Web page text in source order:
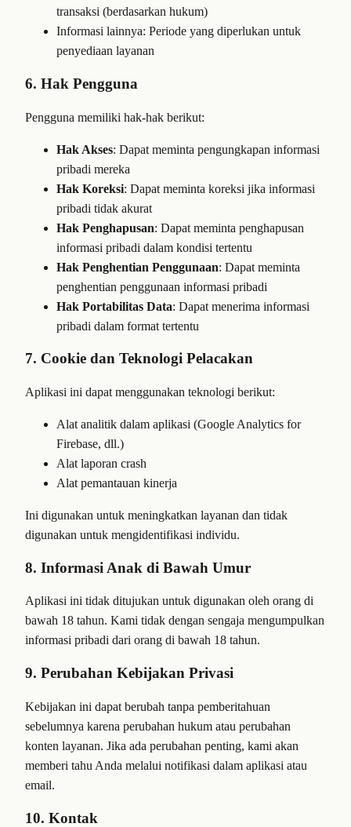
transaksi (berdasarkan hukum)
Informasi lainnya: Periode yang diperlukan untuk
penyediaan layanan
6. Hak Pengguna
Pengguna memiliki hak-hak berikut:
Hak Akses: Dapat meminta pengungkapan informasi
pribadi mereka
Hak Koreksi: Dapat meminta koreksi jika informasi
pribadi tidak akurat
Hak Penghapusan: Dapat meminta penghapusan
informasi pribadi dalam kondisi tertentu
Hak Penghentian Penggunaan: Dapat meminta
penghentian penggunaan informasi pribadi
Hak Portabilitas Data: Dapat menerima informasi
pribadi dalam format tertentu
7. Cookie dan Teknologi Pelacakan
Aplikasi ini dapat menggunakan teknologi berikut:
Alat analitik dalam aplikasi (Google Analytics for
Firebase, dll.)
Alat laporan crash
Alat pemantauan kinerja
Ini digunakan untuk meningkatkan layanan dan tidak
digunakan untuk mengidentifikasi individu.
8. Informasi Anak di Bawah Umur
Aplikasi ini tidak ditujukan untuk digunakan oleh orang di
bawah 18 tahun. Kami tidak dengan sengaja mengumpulkan
informasi pribadi dari orang di bawah 18 tahun.
9. Perubahan Kebijakan Privasi
Kebijakan ini dapat berubah tanpa pemberitahuan
sebelumnya karena perubahan hukum atau perubahan
konten layanan. Jika ada perubahan penting, kami akan
memberi tahu Anda melalui notifikasi dalam aplikasi atau
email.
10. Kontak